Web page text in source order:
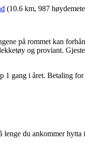
(10.6 km, 987
på rommet kan
og proviant.
1 gang i året. Betaling
lenge du ankommer